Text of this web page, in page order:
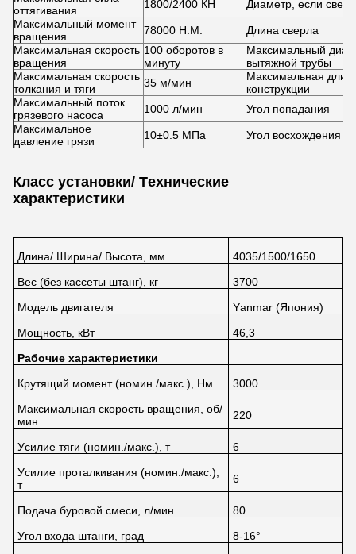
оттягивания
1800/2400 КН
Диаметр, если
Максимальный момент
вращения
78000 Н.М.
Длина сверла
Максимальная скорость
вращения
100 оборотов в
минуту
Максимальный
вытяжной трубы
Максимальная скорость
толкания и тяги
35 м/мин
Максимальная
конструкции
Максимальный поток
грязевого насоса
1000 л/мин
Угол попадания
Максимальное
давление грязи
10±0.5 МПа Угол восхождения
Класс установки/ Технические
характеристики
Длина/ Ширина/ Высота, мм
4035/1500/1650
Вес (без кассеты штанг), кг
3700
Модель двигателя
Yanmar (Япония)
Мощность, кВт
46,3
Рабочие характеристики
Крутящий момент (номин./макс.), Нм
3000
Максимальная скорость вращения, об/
мин
220
Усилие тяги (номин./макс.), т
6
Усилие проталкивания (номин./макс.),
т
6
Подача буровой смеси, л/мин
80
Угол входа штанги, град
8-16°